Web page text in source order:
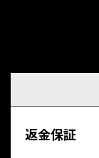
返金保証